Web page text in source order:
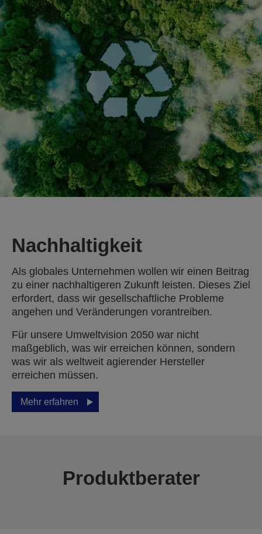
Nachhaltigkeit
Als globales Unternehmen wollen wir einen Beitrag
zu einer nachhaltigeren Zukunft leisten. Dieses Ziel
erfordert, dass wir gesellschaftliche Probleme
angehen und Veränderungen vorantreiben.
Für unsere Umweltvision 2050 war nicht
maßgeblich, was wir erreichen können, sondern
was wir als weltweit agierender Hersteller
erreichen müssen.
Mehr erfahren
Produktberater